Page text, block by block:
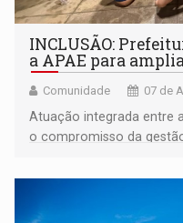
INCLUSÃO:
a APAE para
Comunidade 07 de
Atuação integrada entre
o compromisso da